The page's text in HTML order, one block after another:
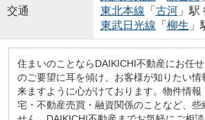
交通
東北本線 「 古河」駅
東武日光線 「 柳生
住まいのことならDAIKICHI不動産にお任
のご要望に耳を傾け、お客様が知りたい情
来ますように心がけております。物件情報
宅・不動産売買・融資関係のことなど、些